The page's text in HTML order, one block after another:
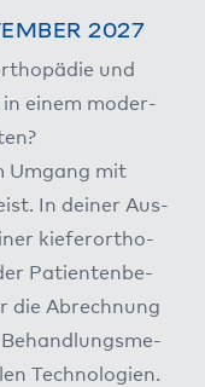
2027
und
einem moder­
Umgang mit
In dei­ner Aus­
kie­fer­or­tho­
Pati­en­ten­be­
die Abrech­nung
Tech­no­lo­gien.